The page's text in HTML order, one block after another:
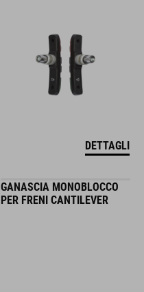
DETTAGLI
GANASCIA MONOBLOCCO
PER FRENI CANTILEVER